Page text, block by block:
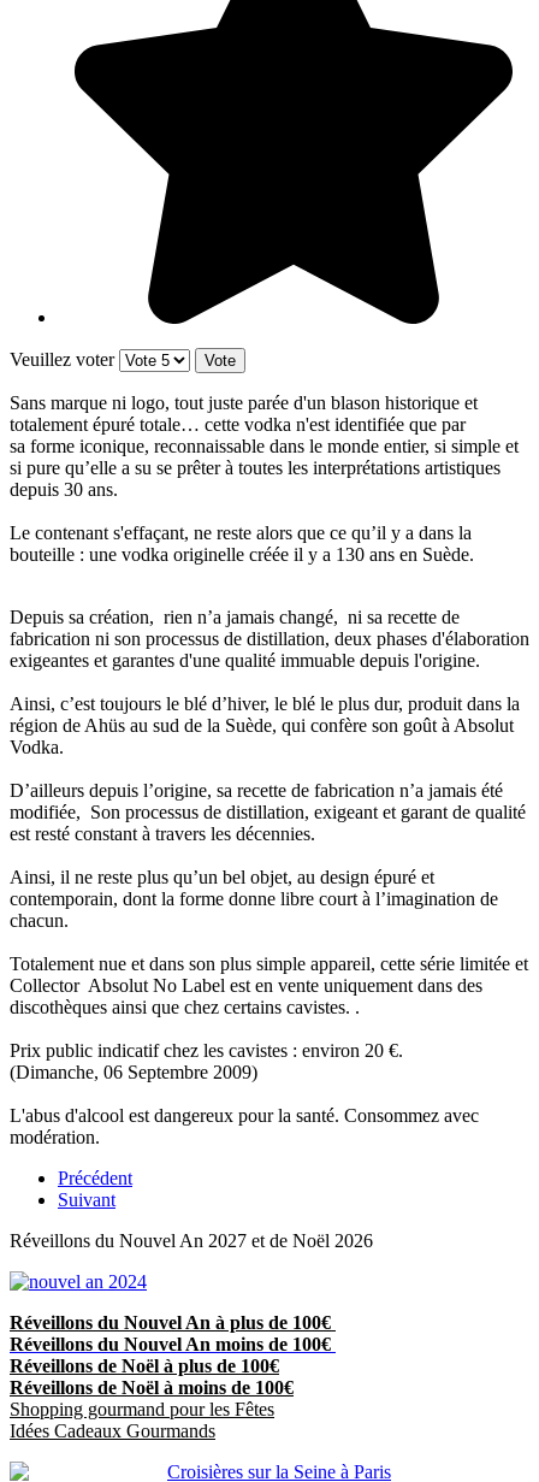
Veuillez voter
Sans marque ni logo, tout juste parée d'un blason historique et
totalement épuré totale… cette vodka n'est identifiée que par
sa forme iconique, reconnaissable dans le monde entier, si simple et
si pure qu’elle a su se prêter à toutes les interprétations artistiques
depuis 30 ans.
Le contenant s'effaçant, ne reste alors que ce qu’il y a dans la
bouteille : une vodka originelle créée il y a 130 ans en Suède.
Depuis sa création, rien n’a jamais changé, ni sa recette de
fabrication ni son processus de distillation, deux phases d'élaboration
exigeantes et garantes d'une qualité immuable depuis l'origine.
Ainsi, c’est toujours le blé d’hiver, le blé le plus dur, produit dans la
région de Ahüs au sud de la Suède, qui confère son goût à Absolut
Vodka.
D’ailleurs depuis l’origine, sa recette de fabrication n’a jamais été
modifiée, Son processus de distillation, exigeant et garant de qualité
est resté constant à travers les décennies.
Ainsi, il ne reste plus qu’un bel objet, au design épuré et
contemporain, dont la forme donne libre court à l’imagination de
chacun.
Totalement nue et dans son plus simple appareil, cette série limitée et
Collector Absolut No Label est en vente uniquement dans des
discothèques ainsi que chez certains cavistes. .
Prix public indicatif chez les cavistes : environ 20 €.
(Dimanche, 06 Septembre 2009)
L'abus d'alcool est dangereux pour la santé. Consommez avec
modération.
Précédent
Suivant
Réveillons du Nouvel An 2027 et de Noël 2026
Réveillons du Nouvel An à plus de 100€
Réveillons du Nouvel An moins de 100€
Réveillons de Noël à plus de 100€
Réveillons de Noël à moins de 100€
Shopping gourmand pour les Fêtes
Idées Cadeaux Gourmands